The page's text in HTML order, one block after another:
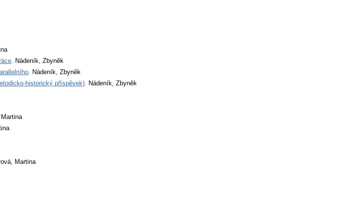
. Nádeník, Zbyněk
. Nádeník, Zbyněk
historický příspěvek) . Nádeník, Zbyněk
Martina
Martina